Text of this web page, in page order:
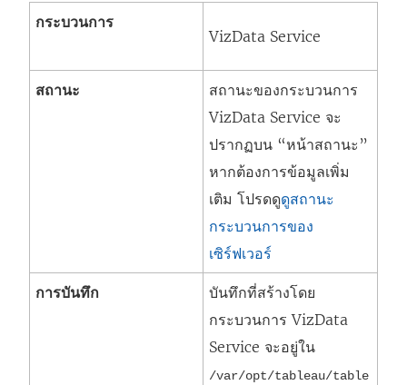
กระบวนการ
VizData Service
สถานะ
สถานะของกระบวนการ
VizData Service จะ
ปรากฏบน “หน้าสถานะ”
หากต้องการข้อมูลเพิ่ม
เติม โปรดดูดูสถานะ
กระบวนการของ
เซิร์ฟเวอร์
การบันทึก
บันทึกที่สร้างโดย
กระบวนการVizData
Service จะอยู่ใน
/var/opt/tableau/table